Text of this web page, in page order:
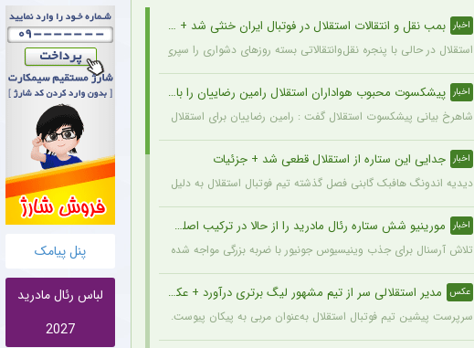
پنل پیامک
لباس رئال مادرید
2027
اخبار بمب نقل و انتقالات استقلال در فوتبال ایران خنثی شد + جزئیات
استقلال در حالی با پنجره نقل‌وانتقالاتی بسته روزهای دشواری را سپری می‌کند که در همین شرایط، نام
اخبار پیشکسوت محبوب هواداران استقلال رامین رضاییان را با خاک یکسان کرد + جزئیات
شاهرخ بیانی پیشکسوت استقلال گفت : رامین رضاییان برای استقلال به غیر از بازار گرمی کاری نکرد.
اخبار جدایی این ستاره از استقلال قطعی شد + جزئیات
دیدیه اندونگ هافبک گابنی فصل گذشته تیم فوتبال استقلال به دلیل بسته ماندن پنجره نقل‌وانتقالاتی به
اخبار مورینیو شش ستاره رئال مادرید را از حالا در ترکیب اصلی می بیند
تلاش آرسنال برای جذب وینیسیوس جونیور با ضربه بزرگی مواجه شده زیرا ژوزه مورینیو او را یک بازیکن ثابت در ترکیب
عکس مدیر استقلالی سر از تیم مشهور لیگ برتری درآورد + عکس
سرپرست پیشین تیم فوتبال استقلال به‌عنوان مربی به پیکان پیوست.